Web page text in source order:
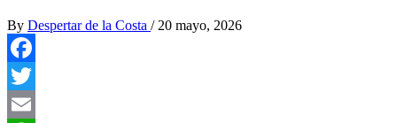
By Despertar de la Costa / 20 mayo, 2026
Facebook
Twitter